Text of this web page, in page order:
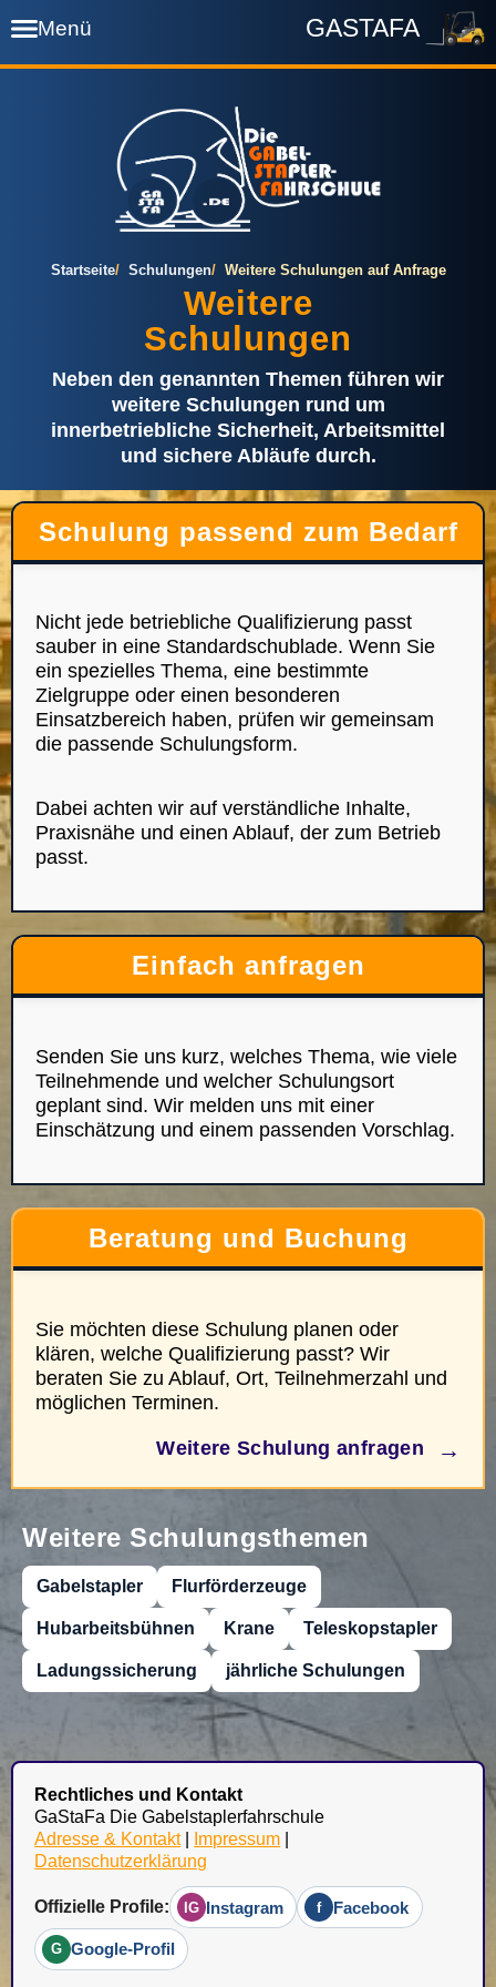
Menü GASTAFA
Startseite
Termine
Preise
Prüfung
Wissen
Downloads
Startseite Schulungen Weitere Schulungen auf Anfrage
Weitere
Schulungen
Neben den genannten Themen führen wir
weitere Schulungen rund um
innerbetriebliche Sicherheit, Arbeitsmittel
und sichere Abläufe durch.
Schulung passend zum Bedarf
Nicht jede betriebliche Qualifizierung passt
sauber in eine Standardschublade. Wenn Sie
ein spezielles Thema, eine bestimmte
Zielgruppe oder einen besonderen
Einsatzbereich haben, prüfen wir gemeinsam
die passende Schulungsform.
Dabei achten wir auf verständliche Inhalte,
Praxisnähe und einen Ablauf, der zum Betrieb
passt.
Einfach anfragen
Senden Sie uns kurz, welches Thema, wie viele
Teilnehmende und welcher Schulungsort
geplant sind. Wir melden uns mit einer
Einschätzung und einem passenden Vorschlag.
Beratung und Buchung
Sie möchten diese Schulung planen oder
klären, welche Qualifizierung passt? Wir
beraten Sie zu Ablauf, Ort, Teilnehmerzahl und
möglichen Terminen.
Weitere Schulung anfragen →
Weitere Schulungsthemen
Gabelstapler Flurförderzeuge
Hubarbeitsbühnen Krane Teleskopstapler
Ladungssicherung jährliche Schulungen
Rechtliches und Kontakt
GaStaFa Die Gabelstaplerfahrschule
Adresse & Kontakt| Impressum
Datenschutzerklärung
Offizielle Profile: IG Instagram f Facebook
G Google-Profil